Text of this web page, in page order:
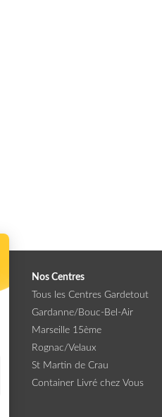
Nos Centres
Tous les Centres Gardetout
Gardanne/Bouc-Bel-Air
Marseille 15ème
Rognac/Velaux
St Martin de Crau
Container Livré chez Vous